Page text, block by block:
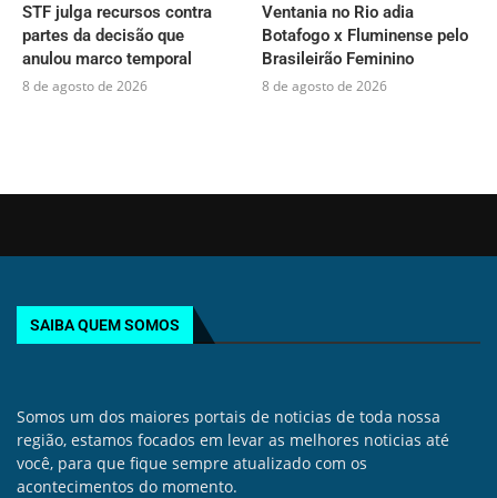
STF julga recursos contra
partes da decisão que
anulou marco temporal
8 de agosto de 2026
Ventania no Rio adia
Botafogo x Fluminense pelo
Brasileirão Feminino
8 de agosto de 2026
SAIBA QUEM SOMOS
Somos um dos maiores portais de noticias de toda nossa
região, estamos focados em levar as melhores noticias até
você, para que fique sempre atualizado com os
acontecimentos do momento.